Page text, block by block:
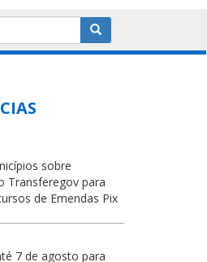
sobre
Transferegov para
de Emendas Pix
7 de agosto para